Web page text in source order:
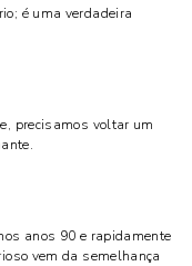
é uma verdadeira
precisamos voltar um
anos 90 e rapidamente
vem da semelhança